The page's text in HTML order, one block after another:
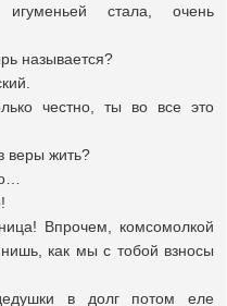
стала, очень
называется?
честно, ты во все это
веры жить?
Впрочем, комсомолкой
как мы с тобой взносы
в долг потом еле